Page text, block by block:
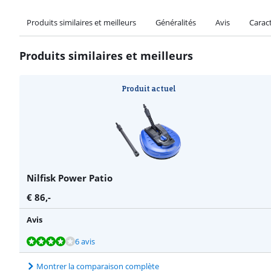
Produits similaires et meilleurs Généralités Avis
Produits similaires et meilleurs
Produit actuel
Nilfisk Power Patio
€ 86,-
Avis
La note est de 8,3 sur 10, basée sur 6 avis.
6 avis
La note est de 9,1 sur 10, basée sur 6 avis.
La note est de 8,5 sur 10, basée sur 6 avis.
Montrer la comparaison complète